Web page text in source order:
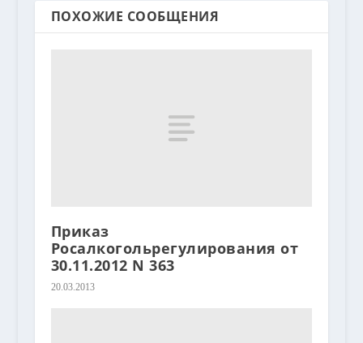
ПОХОЖИЕ СООБЩЕНИЯ
Приказ
Росалкогольрегулирования от
30.11.2012 N 363
20.03.2013